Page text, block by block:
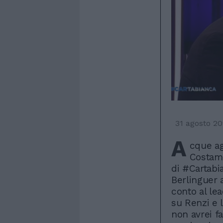
31 agosto
A cque
di
Berlinguer
conto al
su Renzi e
non avrei